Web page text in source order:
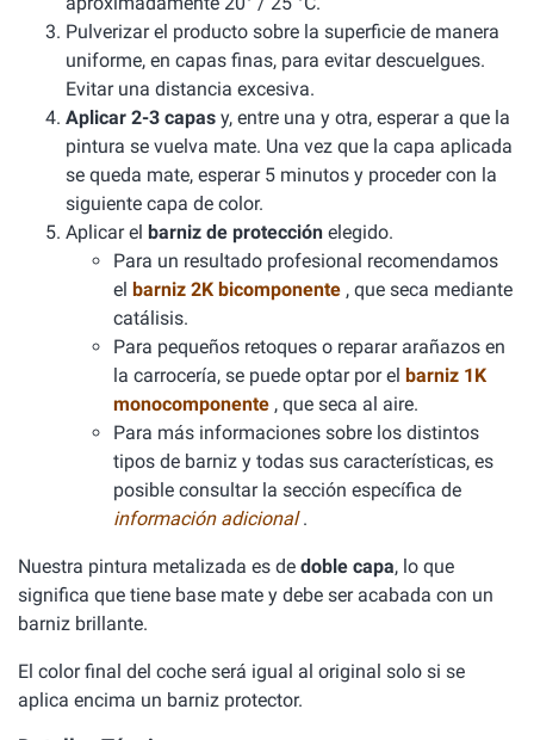
Pulverizar el producto sobre la superficie de manera
uniforme, en capas finas, para evitar descuelgues.
Evitar una distancia excesiva.
Aplicar 2-3 capas y, entre una y otra, esperar a que la
pintura se vuelva mate. Una vez que la capa aplicada
se queda mate, esperar 5 minutos y proceder con la
siguiente capa de color.
Aplicar el barniz de protección elegido.
Para un resultado profesional recomendamos
el barniz 2K bicomponente , que seca mediante
catálisis.
Para pequeños retoques o reparar arañazos en
la carrocería, se puede optar por el barniz 1K
monocomponente , que seca al aire.
Para más informaciones sobre los distintos
tipos de barniz y todas sus características, es
posible consultar la sección específica de
información adicional.
Nuestra pintura metalizada es de doble capa, lo que
significa que tiene base mate y debe ser acabada con un
barniz brillante.
El color final del coche será igual al original solo si se
aplica encima un barniz protector.